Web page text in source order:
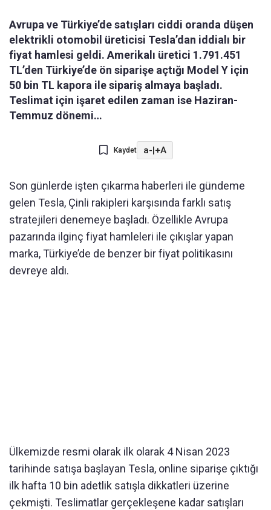
Avrupa ve Türkiye’de satışları ciddi oranda düşen
elektrikli otomobil üreticisi Tesla’dan iddialı bir
fiyat hamlesi geldi. Amerikalı üretici 1.791.451
TL’den Türkiye’de ön siparişe açtığı Model Y için
50 bin TL kapora ile sipariş almaya başladı.
Teslimat için işaret edilen zaman ise Haziran-
Temmuz dönemi…
Kaydet a-|+A
Son günlerde işten çıkarma haberleri ile gündeme
gelen Tesla, Çinli rakipleri karşısında farklı satış
stratejileri denemeye başladı. Özellikle Avrupa
pazarında ilginç fiyat hamleleri ile çıkışlar yapan
marka, Türkiye’de de benzer bir fiyat politikasını
devreye aldı.
Ülkemizde resmi olarak ilk olarak 4 Nisan 2023
tarihinde satışa başlayan Tesla, online siparişe çıktığı
ilk hafta 10 bin adetlik satışla dikkatleri üzerine
çekmişti. Teslimatlar gerçekleşene kadar satışları